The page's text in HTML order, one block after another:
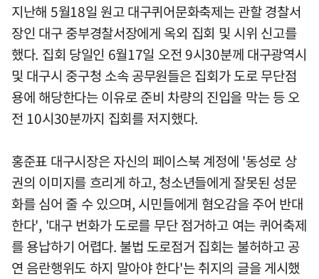
지난해 5월18일 원고 대구퀴어문화축제는 관할 경찰서
장인 대구 중부경찰서장에게 옥외 집회 및 시위 신고를
했다. 집회 당일인 6월17일 오전 9시30분께 대구광역시
및 대구시 중구청 소속 공무원들은 집회가 도로 무단점
용에 해당한다는 이유로 준비 차량의 진입을 막는 등 오
전 10시30분까지 집회를 저지했다.
홍준표 대구시장은 자신의 페이스북 계정에 '동성로 상
권의 이미지를 흐리게 하고, 청소년들에게 잘못된 성문
화를 심어 줄 수 있으며, 시민들에게 혐오감을 주어 반대
한다', '대구 번화가 도로를 무단 점거하고 여는 퀴어축제
를 용납하기 어렵다. 불법 도로점거 집회는 불허하고 공
연 음란행위도 하지 말아야 한다'는 취지의 글을 게시했